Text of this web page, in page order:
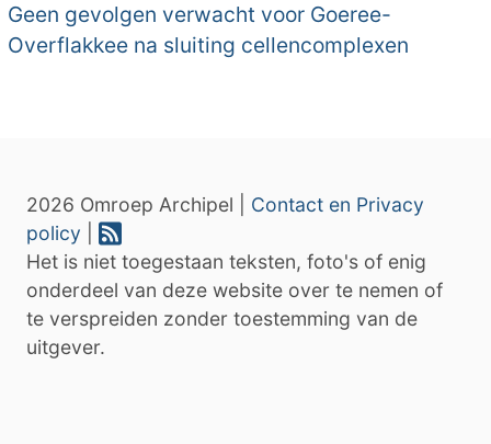
Geen gevolgen verwacht voor Goeree-
Overflakkee na sluiting cellencomplexen
2026 Omroep Archipel | Contact en Privacy
policy
Het is niet toegestaan teksten, foto's of enig
onderdeel van deze website over te nemen of
te verspreiden zonder toestemming van de
uitgever.